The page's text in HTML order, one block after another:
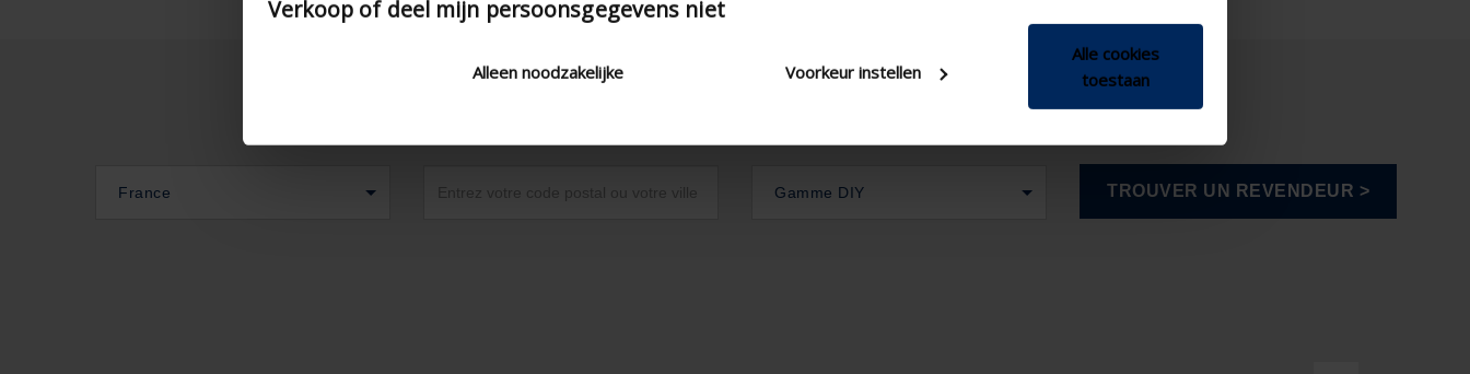
Verkoop of deel mijn persoonsgegevens niet
Alleen noodzakelijke Voorkeur instellen
Alle cookies
toestaan
France Gamme DIY